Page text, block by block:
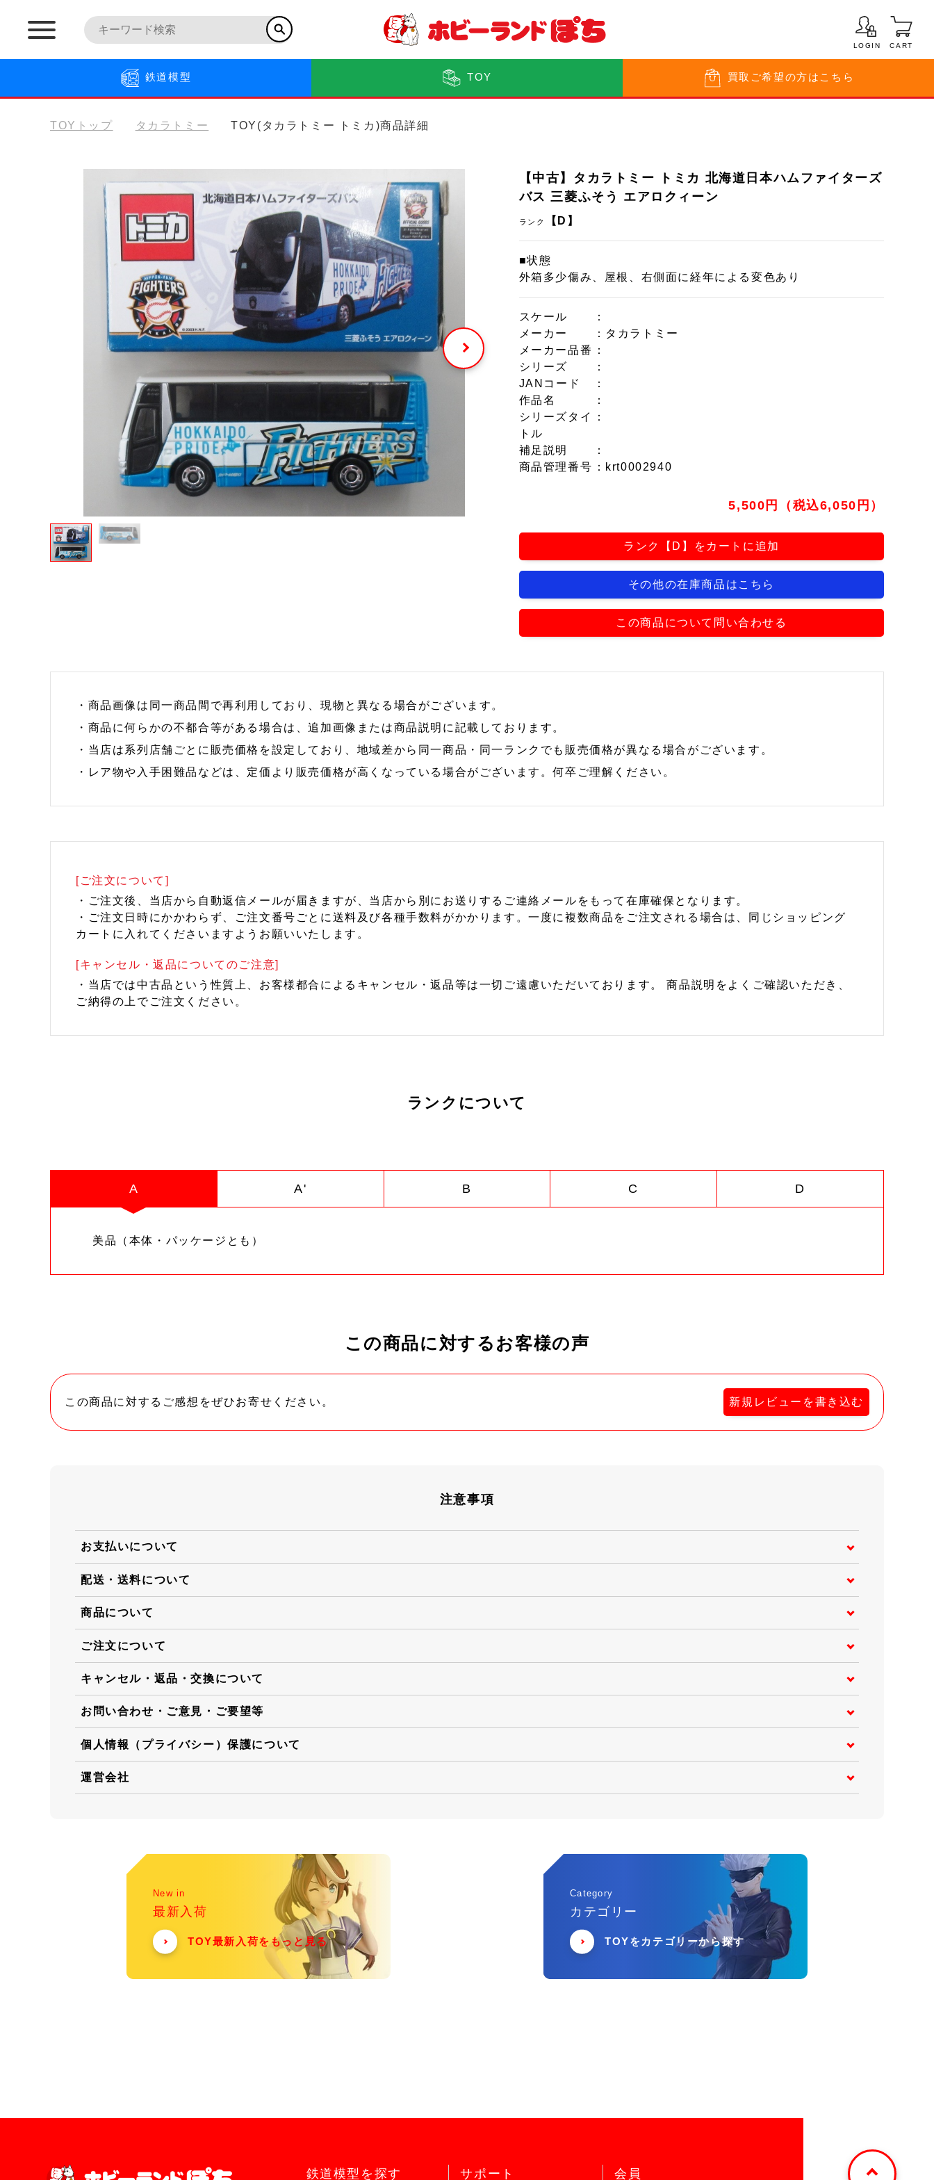
LOGIN CART
鉄道模型 TOY 買取 ご希望の方はこちら
TOYトップ タカラトミー TOY(タカラトミー トミカ)商品詳細
【中古】タカラトミー トミカ 北海道日本ハムファイターズ
バス 三菱ふそう エアロクィーン
ランク 【D】
■状態
外箱多少傷み、屋根、右側面に経年による変色あり
スケール
：
メーカー
：タカラトミー
メーカー品番
：
シリーズ
：
JANコード
：
作品名
：
シリーズタイ
トル
：
補足説明
：
商品管理番号 ：krt0002940
5,500円（税込6,050円）
ランク【D】をカートに追加
その他の在庫商品はこちら
この商品について問い合わせる
・商品画像は同一商品間で再利用しており、現物と異なる場合がございます。
・商品に何らかの不都合等がある場合は、追加画像または商品説明に記載しております。
・当店は系列店舗ごとに販売価格を設定しており、地域差から同一商品・同一ランクでも販売価格が異なる場合がございます。
・レア物や入手困難品などは、定価より販売価格が高くなっている場合がございます。何卒ご理解ください。
[ご注文について]
・ご注文後、当店から自動返信メールが届きますが、当店から別にお送りするご連絡メールをもって在庫確保となります。
・ご注文日時にかかわらず、ご注文番号ごとに送料及び各種手数料がかかります。一度に複数商品をご注文される場合は、同じショッピング
カートに入れてくださいますようお願いいたします。
[キャンセル・返品についてのご注意]
・当店では中古品という性質上、お客様都合によるキャンセル・返品等は一切ご遠慮いただいております。 商品説明をよくご確認いただき、
ご納得の上でご注文ください。
ランクについて
A A' B C D
美品（本体・パッケージとも）
この商品に対するお客様の声
この商品に対するご感想をぜひお寄せください。 新規レビューを書き込む
注意事項
お支払いについて
配送・送料について
商品について
ご注文について
キャンセル・返品・交換について
お問い合わせ・ご意見・ご要望等
個人情報（プライバシー）保護について
運営会社
New in
最新入荷
TOY最新入荷をもっと見る
Category
カテゴリー
TOYをカテゴリーから探す
鉄道模型を探す サポート 会員